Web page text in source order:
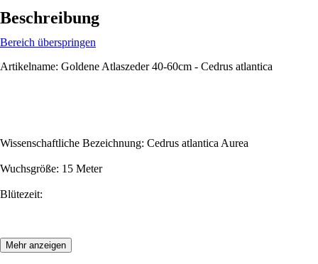
Beschreibung
Bereich überspringen
Artikelname: Goldene Atlaszeder 40-60cm - Cedrus atlantica
Wissenschaftliche Bezeichnung: Cedrus atlantica Aurea
Wuchsgröße: 15 Meter
Blütezeit:
Beschreibung:
Mehr anzeigen